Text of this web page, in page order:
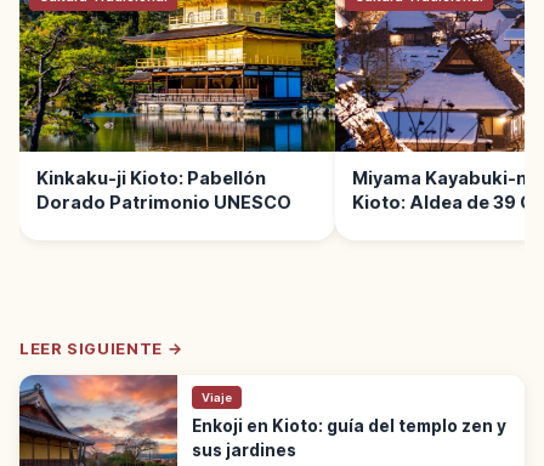
Kinkaku-ji Kioto: Pabellón
Dorado Patrimonio UNESCO
Miyama Kayabuki-
Kioto: Aldea de 39
LEER SIGUIENTE →
Viaje
Enkoji en Kioto: guía del templo zen y
sus jardines